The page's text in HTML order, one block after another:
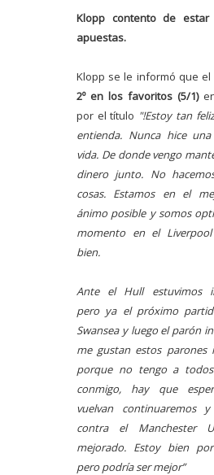
Klopp contento de
apuestas.
Klopp se le informó que el
2º en los favoritos (5/1)
por el título "!Estoy tan
entienda. Nunca hice
vida. De donde vengo
dinero junto. No
cosas. Estamos en el
ánimo posible y somos
momento en el
bien.
Ante el Hull estuvimos
pero ya el próximo
Swansea y luego el parón
me gustan estos parones
porque no tengo a
conmigo, hay que
vuelvan continuaremos y
contra el Manchester
mejorado. Estoy bien
pero podría ser mejor”